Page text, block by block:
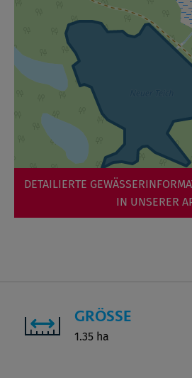
DETAILIERTE
IN UNSERER
GRÖSSE
1.35 ha